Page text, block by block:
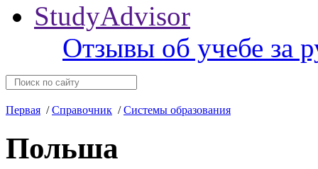
StudyAdvisor
Отзывы об учебе за
Первая /Справочник /Системы образования
Польша